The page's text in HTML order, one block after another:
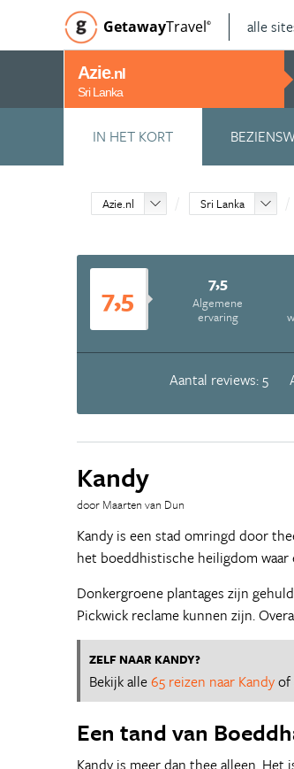
GetawayTravel© alle
Azie.nl
Sri Lanka
IN HET KORT
Azie.nl Sri Lanka
7,5 7,5
Algemene
ervaring
Aantal reviews: 5
Kandy
door Maarten van Dun
Kandy is een stad omringd door
het boeddhistische heiligdom waar
Donkergroene plantages zijn
Pickwick reclame kunnen zijn.
ZELF NAAR KANDY?
Bekijk alle65 reizen naar Kandyof
Een tand van
Kandy is meer dan thee alleen.